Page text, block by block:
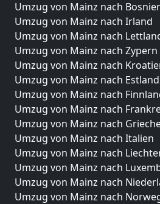
Umzug von Mainz nach
Umzug von Mainz nach Irland
Umzug von Mainz nach
Umzug von Mainz nach Zypern
Umzug von Mainz nach
Umzug von Mainz nach Estland
Umzug von Mainz nach
Umzug von Mainz nach
Umzug von Mainz nach
Umzug von Mainz nach Italien
Umzug von Mainz nach
Umzug von Mainz nach
Umzug von Mainz nach
Umzug von Mainz nach